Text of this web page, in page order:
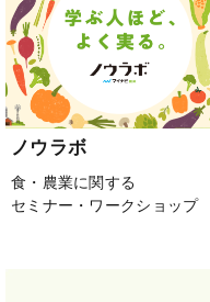
ノウラボ
食・農業に関する
セミナー・ワークショップ